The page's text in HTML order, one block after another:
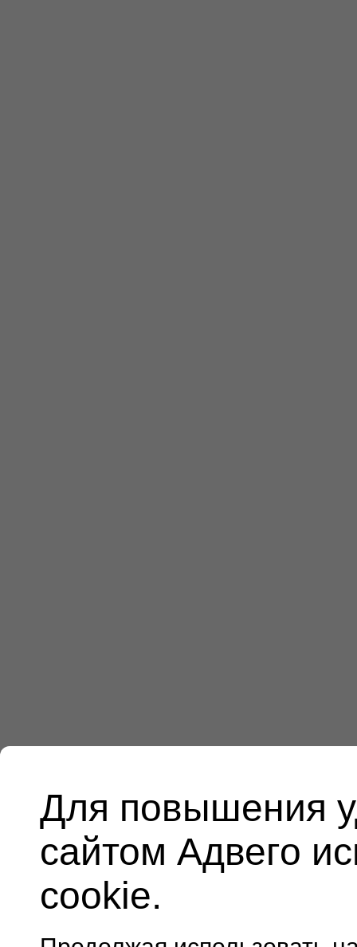
Для повышения
сайтом Адвего
cookie.